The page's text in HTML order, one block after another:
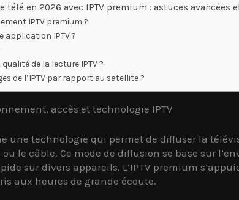
télé en 2026 avec IPTV premium : astuces avancées
IPTV premium ?
application IPTV ?
de la lecture IPTV ?
de l’IPTV par rapport au satellite ?
accès et technologie IPTV
une technologie qui permet de diffuser la
câble. Ce mode de diffusion se base sur
sur divers appareils. L’IPTV premium
aux heures de grande écoute.